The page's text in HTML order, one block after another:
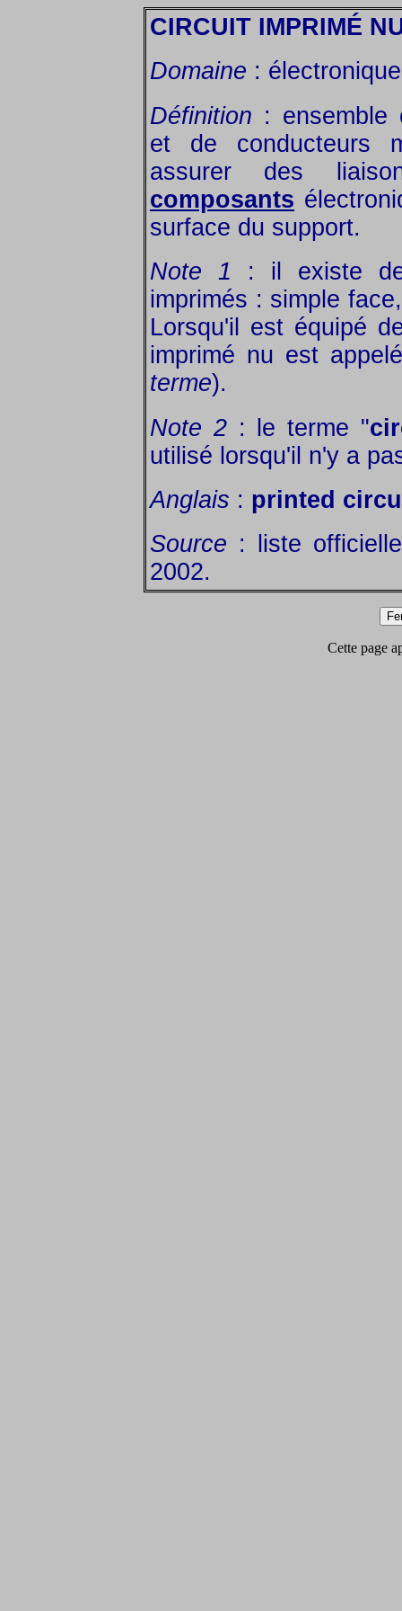
CIRCUIT IMPRIMÉ
Domaine :
Définition : ensemble
et de conducteurs
assurer des
composants
surface du support.
Note 1 : il existe
imprimés : simple
Lorsqu'il est équipé
imprimé nu est
terme).
Note 2: le terme "
utilisé lorsqu'il n'y a
Anglais : printed
Source : liste
2002.
Cette page